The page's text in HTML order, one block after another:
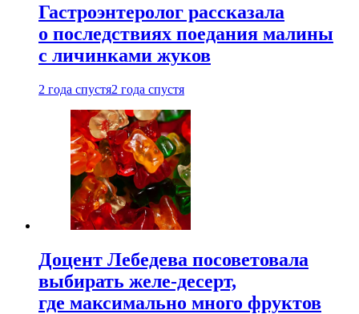
Гастроэнтеролог рассказала
о последствиях поедания малины
с личинками жуков
2 года спустя2 года спустя
Доцент Лебедева посоветовала
выбирать желе-десерт,
где максимально много фруктов